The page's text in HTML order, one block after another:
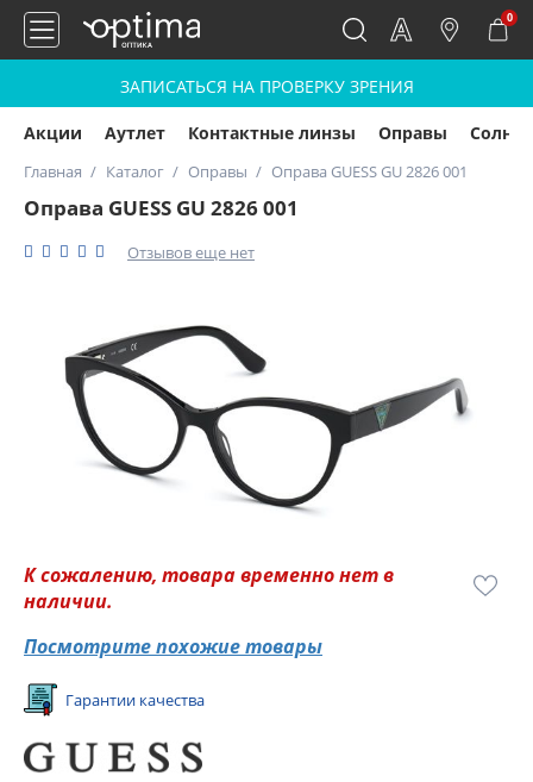
0
ЗАПИСАТЬСЯ НА ПРОВЕРКУ ЗРЕНИЯ
Акции Аутлет Контактные линзы Оправы
Главная Каталог Оправы Оправа GUESS GU 2826 001
Оправа GUESS GU 2826 001
Отзывов еще нет
К сожалению, товара временно нет в
наличии.
Посмотрите похожие товары
Гарантии качества